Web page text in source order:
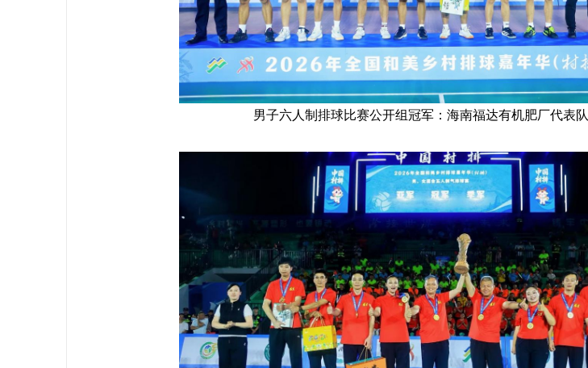
男子六人制排球比赛公开组冠军：海南福达有机肥厂代表队